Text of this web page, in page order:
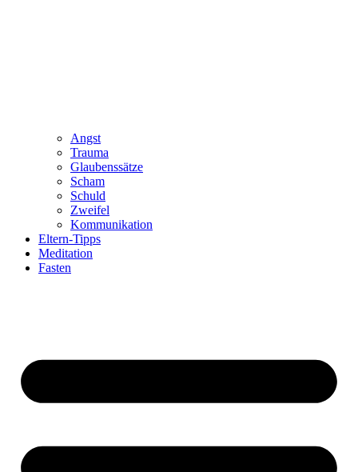
Angst
Trauma
Glaubenssätze
Scham
Schuld
Zweifel
Kommunikation
Eltern-Tipps
Meditation
Fasten